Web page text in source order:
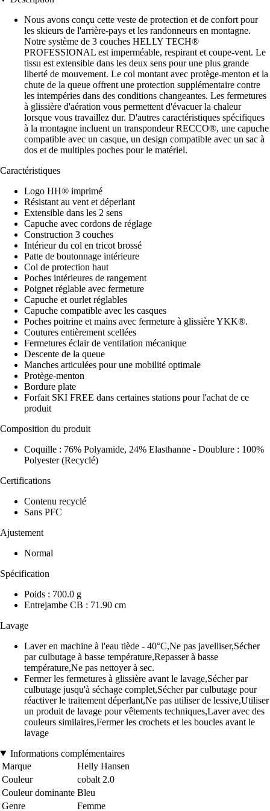
Nous avons conçu cette veste de protection et de confort pour
les skieurs de l'arrière-pays et les randonneurs en montagne.
Notre système de 3 couches HELLY TECH®
PROFESSIONAL est imperméable, respirant et coupe-vent. Le
tissu est extensible dans les deux sens pour une plus grande
liberté de mouvement. Le col montant avec protège-menton et la
chute de la queue offrent une protection supplémentaire contre
les intempéries dans des conditions changeantes. Les fermetures
à glissière d'aération vous permettent d'évacuer la chaleur
lorsque vous travaillez dur. D'autres caractéristiques spécifiques
à la montagne incluent un transpondeur RECCO®, une capuche
compatible avec un casque, un design compatible avec un sac à
dos et de multiples poches pour le matériel.
Caractéristiques
Logo HH® imprimé
Résistant au vent et déperlant
Extensible dans les 2 sens
Capuche avec cordons de réglage
Construction 3 couches
Intérieur du col en tricot brossé
Patte de boutonnage intérieure
Col de protection haut
Poches intérieures de rangement
Poignet réglable avec fermeture
Capuche et ourlet réglables
Capuche compatible avec les casques
Poches poitrine et mains avec fermeture à glissière YKK®.
Coutures entièrement scellées
Fermetures éclair de ventilation mécanique
Descente de la queue
Manches articulées pour une mobilité optimale
Protège-menton
Bordure plate
Forfait SKI FREE dans certaines stations pour l'achat de ce
produit
Composition du produit
Coquille : 76% Polyamide, 24% Elasthanne - Doublure : 100%
Polyester (Recyclé)
Certifications
Contenu recyclé
Sans PFC
Ajustement
Normal
Spécification
Poids : 700.0 g
Entrejambe CB : 71.90 cm
Lavage
Laver en machine à l'eau tiède - 40°C,Ne pas javelliser,Sécher
par culbutage à basse température,Repasser à basse
température,Ne pas nettoyer à sec.
Fermer les fermetures à glissière avant le lavage,Sécher par
culbutage jusqu'à séchage complet,Sécher par culbutage pour
réactiver le traitement déperlant,Ne pas utiliser de lessive,Utiliser
un produit de lavage pour vêtements techniques,Laver avec des
couleurs similaires,Fermer les crochets et les boucles avant le
lavage
Informations complémentaires
Marque
Helly Hansen
Couleur
cobalt 2.0
Couleur dominante Bleu
Genre
Femme